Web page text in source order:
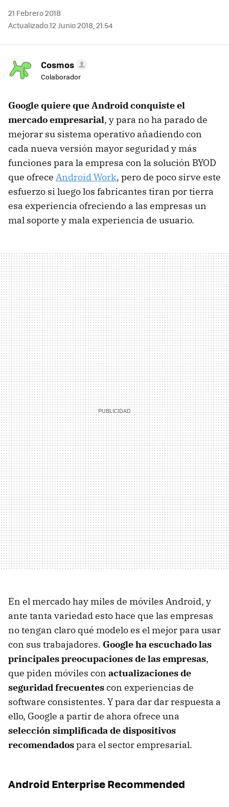
21 Febrero 2018
Actualizado 12 Junio 2018, 21:54
Cosmos
Colaborador
Google quiere que Android conquiste el
mercado empresarial, y para no ha parado de
mejorar su sistema operativo añadiendo con
cada nueva versión mayor seguridad y más
funciones para la empresa con la solución BYOD
que ofrece Android Work, pero de poco sirve este
esfuerzo si luego los fabricantes tiran por tierra
esa experiencia ofreciendo a las empresas un
mal soporte y mala experiencia de usuario.
En el mercado hay miles de móviles Android, y
ante tanta variedad esto hace que las empresas
no tengan claro qué modelo es el mejor para usar
con sus trabajadores. Google ha escuchado las
principales preocupaciones de las empresas,
que piden móviles con actualizaciones de
seguridad frecuentescon experiencias de
software consistentes. Y para dar dar respuesta a
ello, Google a partir de ahora ofrece una
selección simplificada de dispositivos
recomendadospara el sector empresarial.
Android Enterprise Recommended